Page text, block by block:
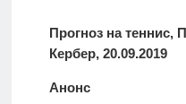
Прогноз на теннис,
Кербер, 20.09.2019
Анонс